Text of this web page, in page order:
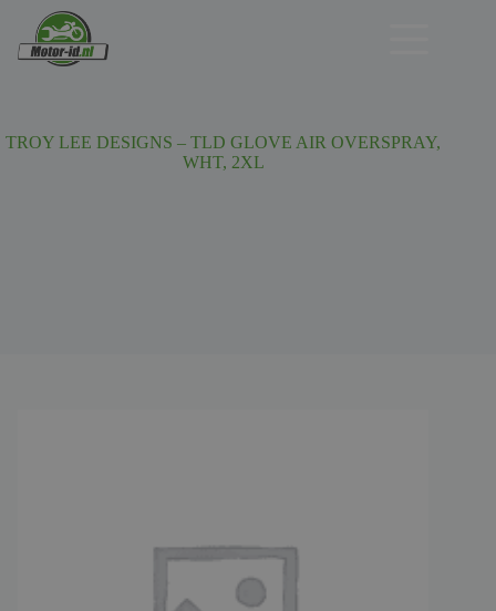
TROY LEE DESIGNS – TLD GLOVE AIR OVERSPRAY,
WHT, 2XL